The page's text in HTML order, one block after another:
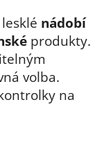
nádobí
produkty.
volba.
na